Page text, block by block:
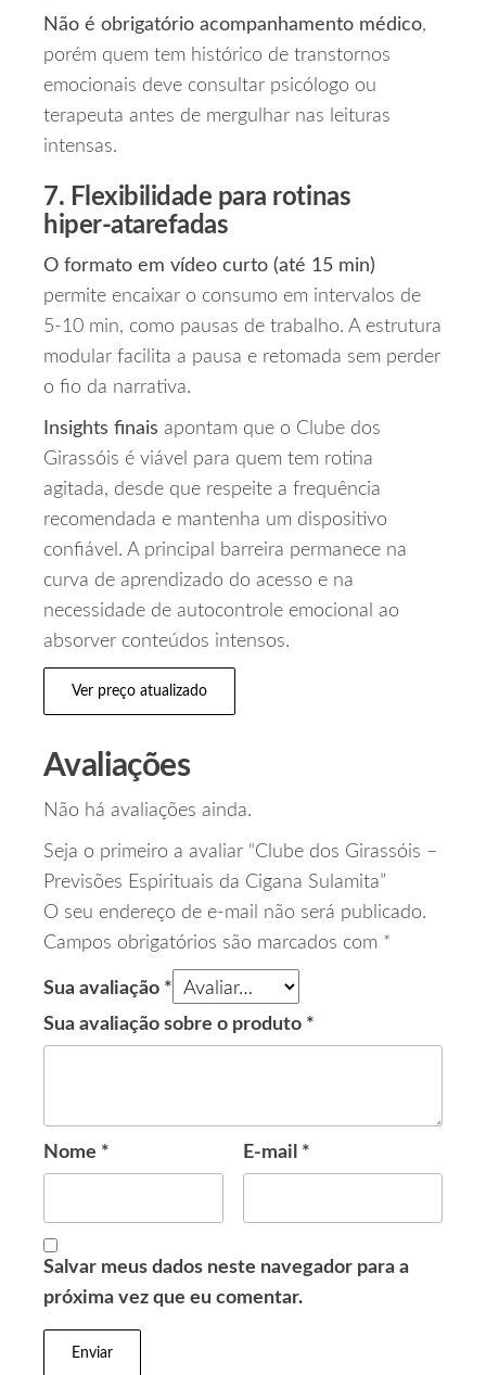
Não é obrigatório acompanhamento médico,
porém quem tem histórico de transtornos
emocionais deve consultar psicólogo ou
terapeuta antes de mergulhar nas leituras
intensas.
7. Flexibilidade para rotinas
hiper‑atarefadas
O formato em vídeo curto (até 15 min)
permite encaixar o consumo em intervalos de
5‑10 min, como pausas de trabalho. A estrutura
modular facilita a pausa e retomada sem perder
o fio da narrativa.
Insights finais apontam que o Clube dos
Girassóis é viável para quem tem rotina
agitada, desde que respeite a frequência
recomendada e mantenha um dispositivo
confiável. A principal barreira permanece na
curva de aprendizado do acesso e na
necessidade de autocontrole emocional ao
absorver conteúdos intensos.
Ver preço atualizado
Avaliações
Não há avaliações ainda.
Seja o primeiro a avaliar “Clube dos Girassóis –
Previsões Espirituais da Cigana Sulamita”
O seu endereço de e-mail não será publicado.
Campos obrigatórios são marcados com *
Sua avaliação *
Sua avaliação sobre o produto *
Nome * E-mail *
Salvar meus dados neste navegador para a
próxima vez que eu comentar.